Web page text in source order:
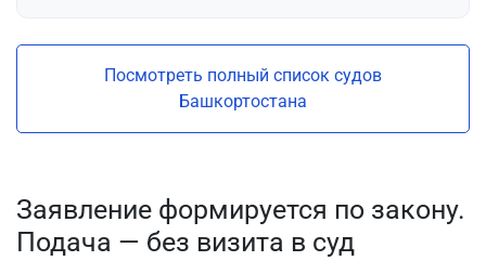
Посмотреть полный список судов
Башкортостана
Заявление формируется по закону.
Подача — без визита в суд